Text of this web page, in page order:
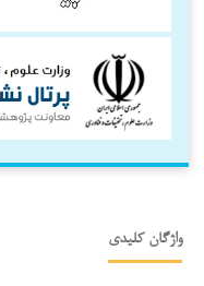
واژگان کلیدی